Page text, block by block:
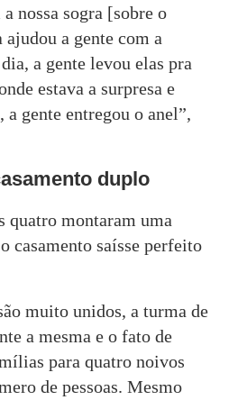
nossa sogra [sobre o
a gente com a
a gente levou elas pra
estava a surpresa e
gente entregou o anel”,
duplo
quatro montaram uma
casamento saísse perfeito
muito unidos, a turma de
a mesma e o fato de
para quatro noivos
de pessoas. Mesmo